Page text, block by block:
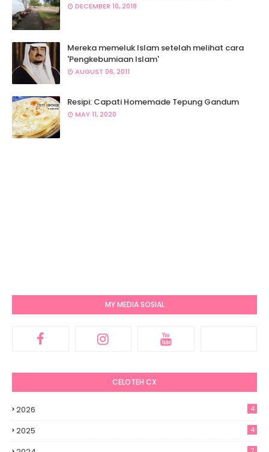
DECEMBER 10, 2018
Mereka memeluk Islam setelah melihat cara
'Pengkebumiaan Islam'
AUGUST 06, 2011
Resipi: Capati Homemade Tepung Gandum
MAY 11, 2020
MY MEDIA SOSIAL
CELOTEH CX
2026 4
2025 4